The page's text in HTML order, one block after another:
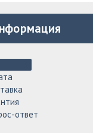
ответ